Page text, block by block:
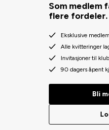
Som medlem
flere fordeler.
Eksklusive
Alle kvitteringer
Invitasjoner til
90 dagers åpent
Bli